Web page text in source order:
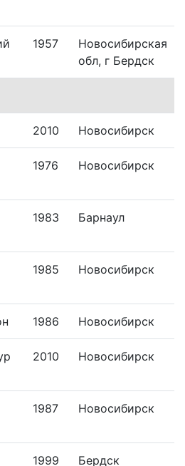
1957
Новосибирская
обл, г Бердск
2010 Новосибирск
1976 Новосибирск
1983 Барнаул
1985 Новосибирск
1986 Новосибирск
2010 Новосибирск
1987 Новосибирск
1999 Бердск